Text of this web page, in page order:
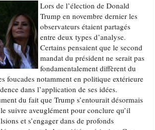
Lors de l’élection de Donald
Trump en novembre dernier les
observateurs étaient partagés
entre deux types d’analyse.
Certains pensaient que le second
mandat du président ne serait pas
fondamentalement diffèrent du
foucades notamment en politique extérieure
dans l’application de ses idées.
du fait que Trump s’entourait désormais
suivre aveuglément pour conclure qu’il
et s’engager dans de profonds